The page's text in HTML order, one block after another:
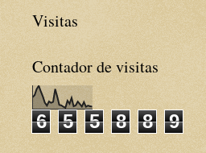
Visitas
Contador de visitas
6 5 5 8 8 9